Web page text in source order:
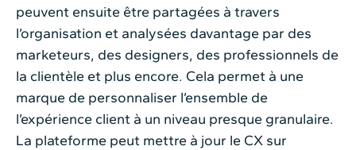
peuvent ensuite être partagées à travers
l’organisation et analysées davantage par des
marketeurs, des designers, des professionnels de
la clientèle et plus encore. Cela permet à une
marque de personnaliser l’ensemble de
l’expérience client à un niveau presque granulaire.
La plateforme peut mettre à jour le CX sur